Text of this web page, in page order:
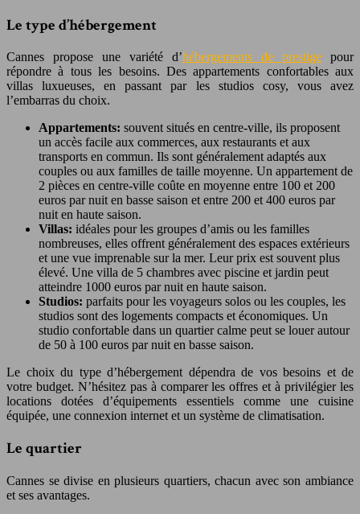
Le type d’hébergement
Cannes propose une variété d’hébergements de prestige pour
répondre à tous les besoins. Des appartements confortables aux
villas luxueuses, en passant par les studios cosy, vous avez
l’embarras du choix.
Appartements: souvent situés en centre-ville, ils proposent
un accès facile aux commerces, aux restaurants et aux
transports en commun. Ils sont généralement adaptés aux
couples ou aux familles de taille moyenne. Un appartement de
2 pièces en centre-ville coûte en moyenne entre 100 et 200
euros par nuit en basse saison et entre 200 et 400 euros par
nuit en haute saison.
Villas: idéales pour les groupes d’amis ou les familles
nombreuses, elles offrent généralement des espaces extérieurs
et une vue imprenable sur la mer. Leur prix est souvent plus
élevé. Une villa de 5 chambres avec piscine et jardin peut
atteindre 1000 euros par nuit en haute saison.
Studios: parfaits pour les voyageurs solos ou les couples, les
studios sont des logements compacts et économiques. Un
studio confortable dans un quartier calme peut se louer autour
de 50 à 100 euros par nuit en basse saison.
Le choix du type d’hébergement dépendra de vos besoins et de
votre budget. N’hésitez pas à comparer les offres et à privilégier les
locations dotées d’équipements essentiels comme une cuisine
équipée, une connexion internet et un système de climatisation.
Le quartier
Cannes se divise en plusieurs quartiers, chacun avec son ambiance
et ses avantages.